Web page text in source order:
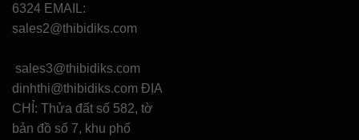
6324 EMAIL:
sales2@thibidiks.com
sales3@thibidiks.com
dinhthi@thibidiks.com ĐỊA
CHỈ: Thửa đất số 582, tờ
bản đồ số 7, khu phố